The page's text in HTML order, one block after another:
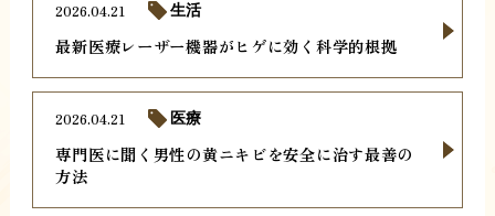
最新医療レーザー機器がヒゲに効く科学的根拠
2026.04.21 生活
専門医に聞く男性の黄ニキビを安全に治す最善の
方法
2026.04.21 医療